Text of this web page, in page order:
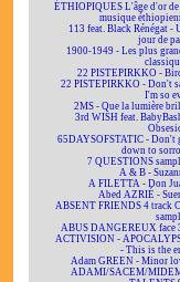
ÉTHIOPIQUES L'âge d'or de
musique
113 feat. Black Rénégat -
jour de
1900-1949 - Les plus
22 PISTEPIRKKO -
22 PISTEPIRKKO - Don't
I'm so
2MS - Que la lumière
3rd WISH feat.
65DAYSOFSTATIC - Don't
down to
7 QUESTIONS
A & B -
A FILETTA - Don
Abed AZRIÉ -
ABSENT FRIENDS 4 track
ABUS DANGEREUX face
ACTIVISION -
- This is the
Adam GREEN - Minor
ADAMI/SACEM/